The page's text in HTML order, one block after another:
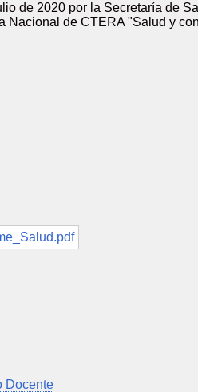
de 2020 por la Secretaría de
Nacional de CTERA "Salud y
Docente